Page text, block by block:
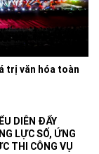
trị văn hóa toàn
DIỄN ĐẨY
LỰC SỐ, ỨNG
THI CÔNG VỤ